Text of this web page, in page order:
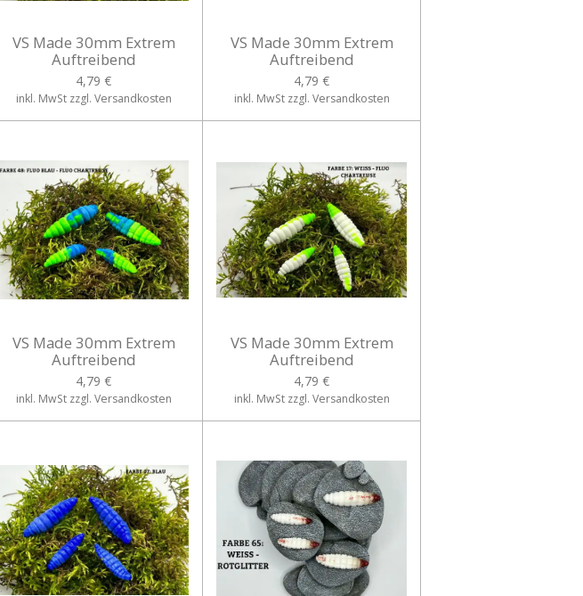
VS Made 30mm Extrem
Auftreibend
4,79 €
inkl. MwSt zzgl. Versandkosten
VS Made 30mm Extrem
Auftreibend
4,79 €
inkl. MwSt zzgl. Versandkosten
VS Made 30mm Extrem
Auftreibend
4,79 €
inkl. MwSt zzgl. Versandkosten
VS Made 30mm Extrem
Auftreibend
4,79 €
inkl. MwSt zzgl. Versandkosten